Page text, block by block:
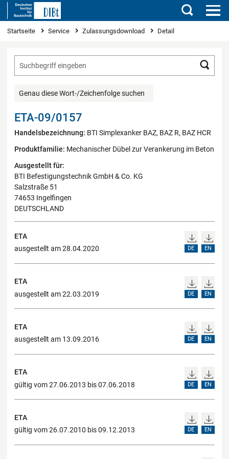
Suchen
Sie sind hier
Startseite Service Zulassungsdownload Detail
Genau diese Wort-/Zeichenfolge suchen
ETA-09/0157
Handelsbezeichnung: BTI Simplexanker BAZ, BAZ R, BAZ HCR
Produktfamilie: Mechanischer Dübel zur Verankerung im Beton
Ausgestellt für:
BTI Befestigungstechnik GmbH & Co. KG
Salzstraße 51
74653 Ingelfingen
DEUTSCHLAND
ETA
ausgestellt am 28.04.2020
DE EN
ETA
ausgestellt am 22.03.2019
DE EN
ETA
ausgestellt am 13.09.2016
DE EN
ETA
gültig vom 27.06.2013 bis 07.06.2018
DE EN
ETA
gültig vom 26.07.2010 bis 09.12.2013
DE EN